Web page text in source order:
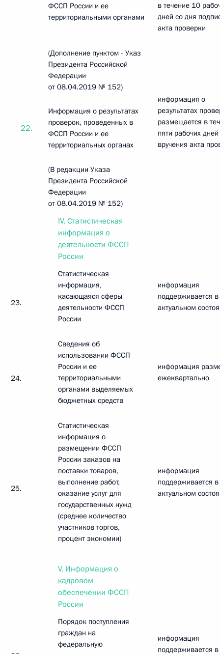
ФССП России и ее
территориальными органами
в течение 10
дней со дня
акта проверки
(Дополнение пунктом - Указ
Президента Российской
Федерации
от 08.04.2019 № 152)
22.
Информация о результатах
проверок, проведенных в
ФССП России и ее
территориальных органах
информация о
результатах
размещается в
пяти рабочих
вручения акта
(В редакции Указа
Президента Российской
Федерации
от 08.04.2019 № 152)
IV. Статистическая
информация о
деятельности ФССП
России
23.
Статистическая
информация,
касающаяся сферы
деятельности ФССП
России
информация
поддерживается в
актуальном
24.
Сведения об
использовании ФССП
России и ее
территориальными
органами выделяемых
бюджетных средств
информация
ежеквартально
25.
Статистическая
информация о
размещении ФССП
России заказов на
поставки товаров,
выполнение работ,
оказание услуг для
государственных нужд
(среднее количество
участников торгов,
процент экономии)
информация
поддерживается в
актуальном
V. Информация о
кадровом
обеспечении ФССП
России
Порядок поступления
граждан на
федеральную
информация
поддерживается в